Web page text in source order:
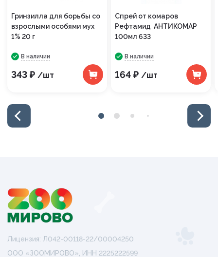
Гринзилла для борьбы со
взрослыми особями мух
1% 20 г
В наличии
343 ₽ /шт
Спрей от комаров
Рефтамид АНТИКОМАР
100мл 633
В наличии
164 ₽ /шт
Лицензия: Л042-00118-22/00004250
ООО «ЗООМИРОВО», ИНН 2225222599